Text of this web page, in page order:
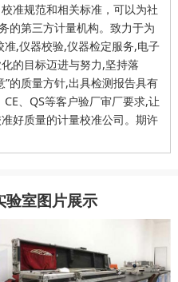
准规范和相关标准，可以为社
的第三方计量机构。致力于为
,仪器校验,仪器检定服务,电子
的目标迈进与努力,坚持落
的质量方针,出具检测报告具有
、QS等客户验厂审厂要求,让
好质量的计量校准公司。期许
验室图片展示